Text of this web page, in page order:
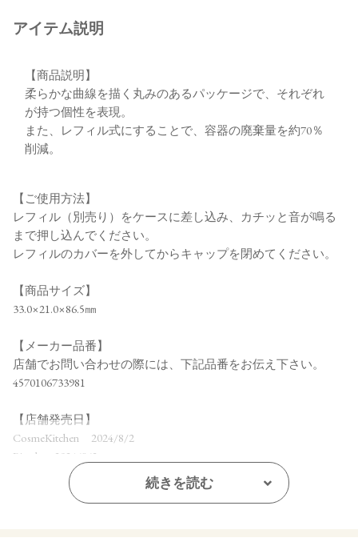
アイテム説明
【商品説明】
柔らかな曲線を描く丸みのあるパッケージで、それぞれ
が持つ個性を表現。
また、レフィル式にすることで、容器の廃棄量を約70％
削減。
【ご使用方法】
レフィル（別売り）をケースに差し込み、カチッと音が鳴る
まで押し込んでください。
レフィルのカバーを外してからキャップを閉めてください。
【商品サイズ】
33.0×21.0×86.5㎜
【メーカー品番】
店舗でお問い合わせの際には、下記品番をお伝え下さい。
4570106733981
【店舗発売日】
CosmeKitchen 2024/8/2
Biople 2024/8/2
Make↗Kitchen 2024/8/2
※店舗での取り扱いや詳しい在庫状況につきましては、各店
続きを読む